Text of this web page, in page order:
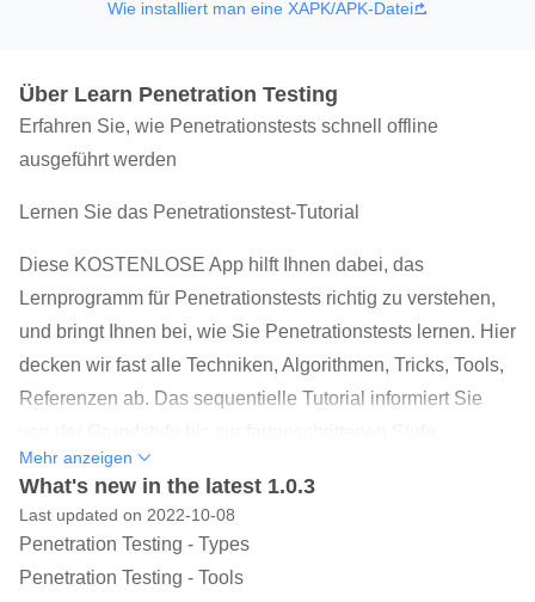
Wie installiert man eine XAPK/APK-Datei
Über Learn Penetration Testing
Erfahren Sie, wie Penetrationstests schnell offline
ausgeführt werden
Lernen Sie das Penetrationstest-Tutorial
Diese KOSTENLOSE App hilft Ihnen dabei, das
Lernprogramm für Penetrationstests richtig zu verstehen,
und bringt Ihnen bei, wie Sie Penetrationstests lernen. Hier
decken wir fast alle Techniken, Algorithmen, Tricks, Tools,
Referenzen ab. Das sequentielle Tutorial informiert Sie
Dieses „Learn Penetration Testing Tutorial“ ist hilfreich für
Studenten, um Penetration Testing Schritt für Schritt von
der Grundstufe bis zur fortgeschrittenen Stufe zu lernen.
Mehr anzeigen
What's new in the latest 1.0.3
Last updated on 2022-10-08
Penetration Testing - Types
Penetration Testing - Tools